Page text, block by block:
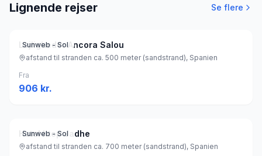
Lignende rejser Se flere
Sunweb - Sol
Lejligheder Ancora Salou
afstand til stranden ca. 500 meter (sandstrand), Spanien
Fra
906 kr.
Sunweb - Sol
Hotel htop Jadhe
afstand til stranden ca. 700 meter (sandstrand), Spanien